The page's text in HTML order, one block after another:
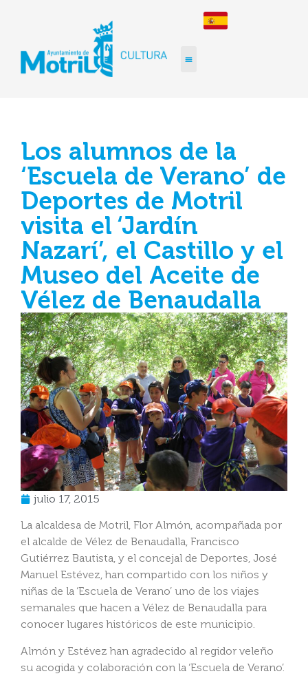
Los alumnos de la
‘Escuela de Verano’ de
Deportes de Motril
visita el ‘Jardín
Nazarí’, el Castillo y el
Museo del Aceite de
Vélez de Benaudalla
julio 17, 2015
La alcaldesa de Motril, Flor Almón, acompañada por
el alcalde de Vélez de Benaudalla, Francisco
Gutiérrez Bautista, y el concejal de Deportes, José
Manuel Estévez, han compartido con los niños y
niñas de la ‘Escuela de Verano’ uno de los viajes
semanales que hacen a Vélez de Benaudalla para
conocer lugares históricos de este municipio.
Almón y Estévez han agradecido al regidor veleño
su acogida y colaboración con la ‘Escuela de Verano’.